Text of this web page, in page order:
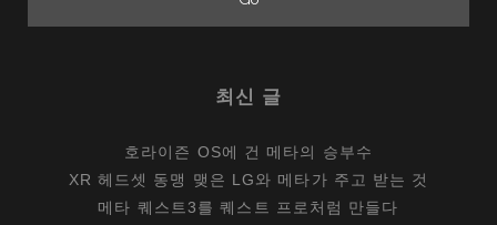
최신 글
호라이즌 OS에 건 메타의 승부수
XR 헤드셋 동맹 맺은 LG와 메타가 주고 받는 것
메타 퀘스트3를 퀘스트 프로처럼 만들다